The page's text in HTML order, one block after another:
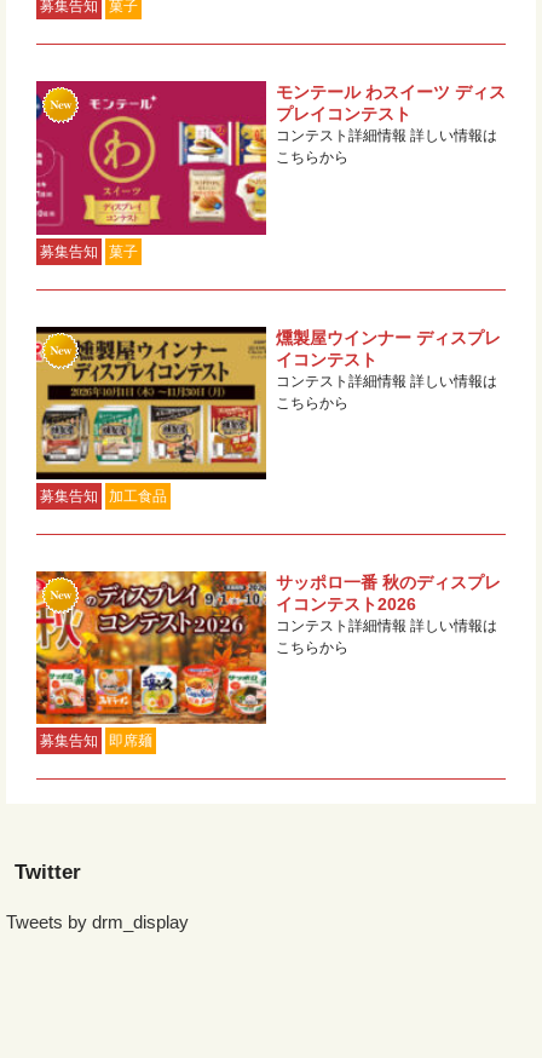
募集告知 菓子
募集告知 菓子
モンテール わスイーツ ディス
プレイコンテスト
コンテスト詳細情報 詳しい情報は
こちらから
募集告知 加工食品
燻製屋ウインナー ディスプレ
イコンテスト
コンテスト詳細情報 詳しい情報は
こちらから
募集告知 即席麺
サッポロ一番 秋のディスプレ
イコンテスト2026
コンテスト詳細情報 詳しい情報は
こちらから
Twitter
Tweets by drm_display